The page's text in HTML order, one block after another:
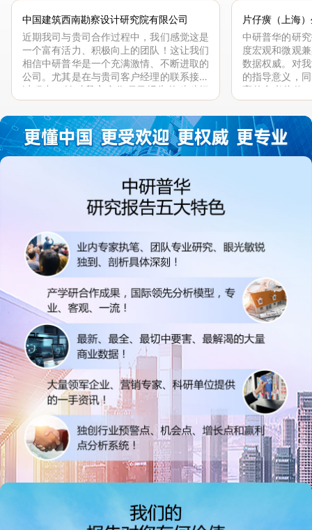
中国建筑西南勘察设计研究院有限公司
近期我司与贵司合作过程中，我们感觉这是
一个富有活力、积极向上的团队！这让我们
相信中研普华是一个充满激情、不断进取的
公司。尤其是在与贵司客户经理的联系接洽
过程中，针对我方合作项目报告的种种细
节，及时细致缜密地协助与项目部沟通、探
讨和完善...
片仔癀（上海
中研普华的研
度宏观和微观
数据权威。对
的指导意义，
高的参考价值
体化”服务和行
司继续...